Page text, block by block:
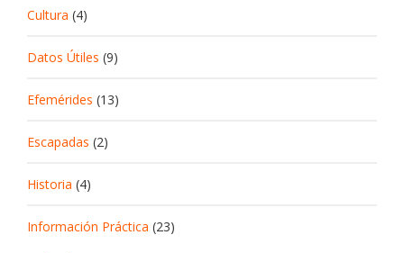
Cultura (4)
Datos Útiles (9)
Efemérides (13)
Escapadas (2)
Historia (4)
Información Práctica (23)